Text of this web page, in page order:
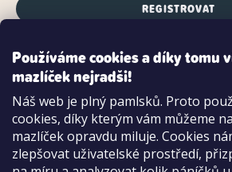
Používáme cookies a díky tomu
mazlíček nejradši!
Náš web je plný pamlsků. Proto
cookies, díky kterým vám můžeme
mazlíček opravdu miluje. Cookies
zlepšovat uživatelské prostředí,
REGISTROVAT
Možnosti platby:
Hotově i kartou na pobočce